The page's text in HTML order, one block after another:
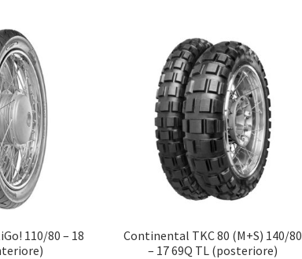
110/80 – 18
Continental TKC 80 (M+S) 140/80
– 17 69Q TL (posteriore)